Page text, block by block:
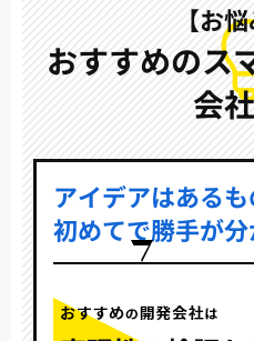
【お
おすすめのス
会
アイデアはあるも
初めてで勝手が